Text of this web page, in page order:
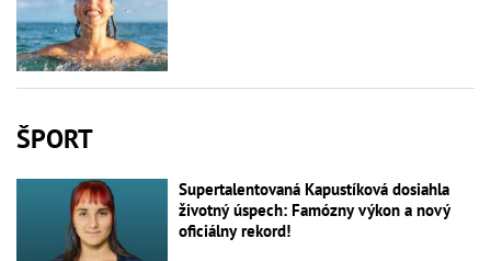
ŠPORT
Supertalentovaná Kapustíková dosiahla
životný úspech: Famózny výkon a nový
oficiálny rekord!